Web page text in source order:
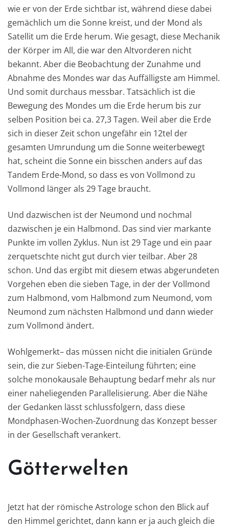
wie er von der Erde sichtbar ist, während diese dabei
gemächlich um die Sonne kreist, und der Mond als
Satellit um die Erde herum. Wie gesagt, diese Mechanik
der Körper im All, die war den Altvorderen nicht
bekannt. Aber die Beobachtung der Zunahme und
Abnahme des Mondes war das Auffälligste am Himmel.
Und somit durchaus messbar. Tatsächlich ist die
Bewegung des Mondes um die Erde herum bis zur
selben Position bei ca. 27,3 Tagen. Weil aber die Erde
sich in dieser Zeit schon ungefähr ein 12tel der
gesamten Umrundung um die Sonne weiterbewegt
hat, scheint die Sonne ein bisschen anders auf das
Tandem Erde-Mond, so dass es von Vollmond zu
Vollmond länger als 29 Tage braucht.
Und dazwischen ist der Neumond und nochmal
dazwischen je ein Halbmond. Das sind vier markante
Punkte im vollen Zyklus. Nun ist 29 Tage und ein paar
zerquetschte nicht gut durch vier teilbar. Aber 28
schon. Und das ergibt mit diesem etwas abgerundeten
Vorgehen eben die sieben Tage, in der der Vollmond
zum Halbmond, vom Halbmond zum Neumond, vom
Neumond zum nächsten Halbmond und dann wieder
zum Vollmond ändert.
Wohlgemerkt– das müssen nicht die initialen Gründe
sein, die zur Sieben-Tage-Einteilung führten; eine
solche monokausale Behauptung bedarf mehr als nur
einer naheliegenden Parallelisierung. Aber die Nähe
der Gedanken lässt schlussfolgern, dass diese
Mondphasen-Wochen-Zuordnung das Konzept besser
in der Gesellschaft verankert.
Götterwelten
Jetzt hat der römische Astrologe schon den Blick auf
den Himmel gerichtet, dann kann er ja auch gleich die